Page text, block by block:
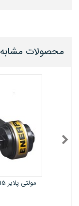
محصولات مشابه